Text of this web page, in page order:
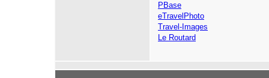
PBase
eTravelPhoto
Travel-Images
Le Routard